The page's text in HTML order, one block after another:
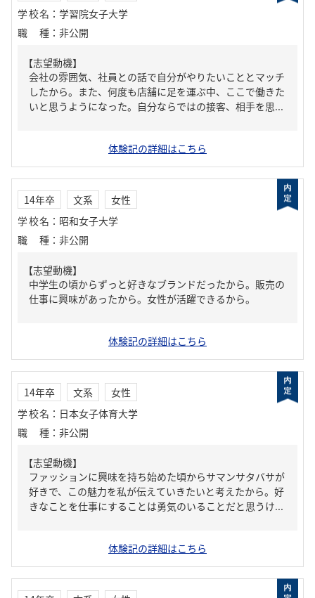
学校名 ： 学習院女子大学
職種 ： 非公開
【志望動機】
会社の雰囲気、社員との話で自分がやりたいこととマッチ
したから。また、何度も店舗に足を運ぶ中、ここで働きた
いと思うようになった。自分ならではの接客、相手を思...
体験記の詳細はこちら
14年卒 文系
女性
学校名 ： 昭和女子大学
職種 ： 非公開
【志望動機】
中学生の頃からずっと好きなブランドだったから。販売の
仕事に興味があったから。女性が活躍できるから。
体験記の詳細はこちら
14年卒 文系
女性
学校名 ： 日本女子体育大学
職種 ： 非公開
【志望動機】
ファッションに興味を持ち始めた頃からサマンサタバサが
好きで、この魅力を私が伝えていきたいと考えたから。好
きなことを仕事にすることは勇気のいることだと思うけ...
体験記の詳細はこちら